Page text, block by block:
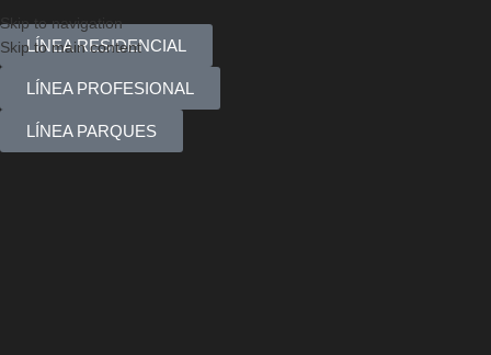
Skip to navigation
Skip to main content
LÍNEA RESIDENCIAL
LÍNEA PROFESIONAL
LÍNEA PARQUES